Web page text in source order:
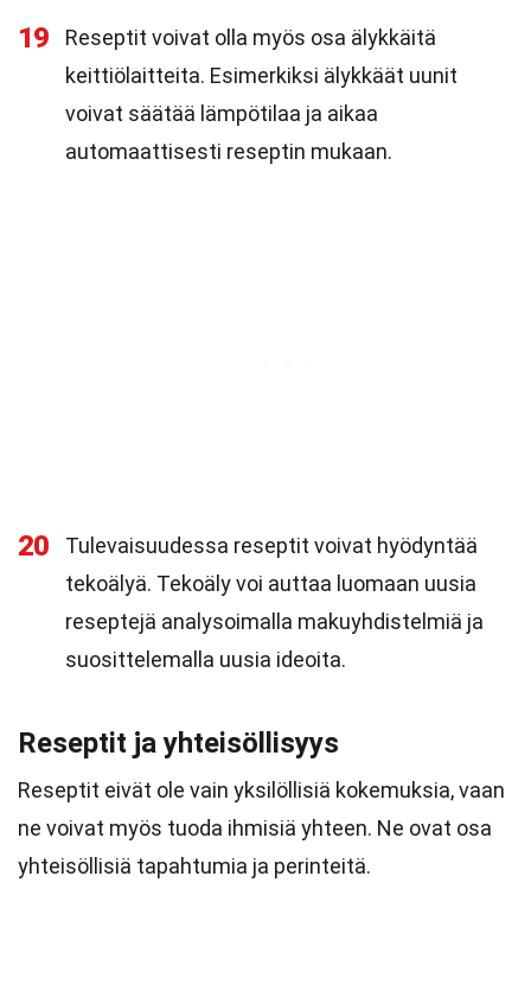
19
Reseptit voivat olla myös osa älykkäitä
keittiölaitteita. Esimerkiksi älykkäät uunit
voivat säätää lämpötilaa ja aikaa
automaattisesti reseptin mukaan.
20
Tulevaisuudessa reseptit voivat hyödyntää
tekoälyä. Tekoäly voi auttaa luomaan uusia
reseptejä analysoimalla makuyhdistelmiä ja
suosittelemalla uusia ideoita.
Reseptit ja yhteisöllisyys
Reseptit eivät ole vain yksilöllisiä kokemuksia, vaan
ne voivat myös tuoda ihmisiä yhteen. Ne ovat osa
yhteisöllisiä tapahtumia ja perinteitä.